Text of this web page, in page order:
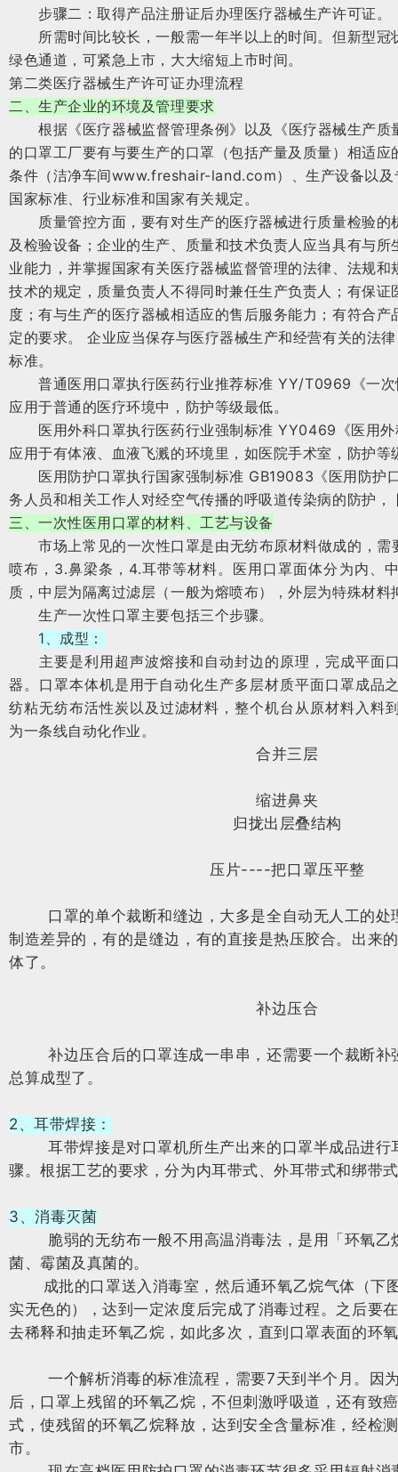
步骤二：取得产品注册证后办理医疗器械生产许可证。
所需时间比较长，一般需一年半以上的时间。但新型冠
绿色通道，可紧急上市，大大缩短上市时间。
第二类医疗器械生产许可证办理流程
二、生产企业的环境及管理要求
根据《医疗器械监督管理条例》以及《医疗器械生产质
的口罩工厂要有与要生产的口罩（包括产量及质量）相适应
条件（洁净车间www.freshair-land.com）、生产设备以及
国家标准、行业标准和国家有关规定。
质量管控方面，要有对生产的医疗器械进行质量检验的
及检验设备；企业的生产、质量和技术负责人应当具有与
业能力，并掌握国家有关医疗器械监督管理的法律、法规和
技术的规定，质量负责人不得同时兼任生产负责人；有保证
度；有与生产的医疗器械相适应的售后服务能力；有符合
定的要求。 企业应当保存与医疗器械生产和经营有关的法
标准。
普通医用口罩执行医药行业推荐标准 YY/T0969《一次
应用于普通的医疗环境中，防护等级最低。
医用外科口罩执行医药行业强制标准 YY0469《医用外
应用于有体液、血液飞溅的环境里，如医院手术室，防护等
医用防护口罩执行国家强制标准 GB19083《医用防护
务人员和相关工作人对经空气传播的呼吸道传染病的防护，
三、一次性医用口罩的材料、工艺与设备
市场上常见的一次性口罩是由无纺布原材料做成的，需
喷布，3.鼻梁条，4.耳带等材料。医用口罩面体分为内、
质，中层为隔离过滤层（一般为熔喷布），外层为特殊材料
生产一次性口罩主要包括三个步骤。
1、成型：
主要是利用超声波熔接和自动封边的原理，完成平面
器。口罩本体机是用于自动化生产多层材质平面口罩成品
纺粘无纺布活性炭以及过滤材料，整个机台从原材料入料
为一条线自动化作业。
合并三层
缩进鼻夹
归拢出层叠结构
压片----把口罩压平整
口罩的单个裁断和缝边，大多是全自动无人工的处
制造差异的，有的是缝边，有的直接是热压胶合。出来
体了。
补边压合
补边压合后的口罩连成一串串，还需要一个裁断补
总算成型了。
2、耳带焊接：
耳带焊接是对口罩机所生产出来的口罩半成品进行
骤。根据工艺的要求，分为内耳带式、外耳带式和绑带
3、消毒灭菌
脆弱的无纺布一般不用高温消毒法，是用「环氧乙
菌、霉菌及真菌的。
成批的口罩送入消毒室，然后通环氧乙烷气体（下
实无色的），达到一定浓度后完成了消毒过程。之后要
去稀释和抽走环氧乙烷，如此多次，直到口罩表面的环
一个解析消毒的标准流程，需要7天到半个月。因
后，口罩上残留的环氧乙烷，不但刺激呼吸道，还有致
式，使残留的环氧乙烷释放，达到安全含量标准，经检
市。